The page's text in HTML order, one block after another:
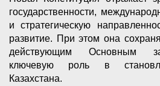
государственности,
и стратегическую
развитие. При этом она
действующим Основным
ключевую роль в
Казахстана.